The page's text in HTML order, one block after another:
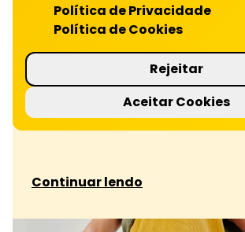
fidelidade
Vendas cruzadas aumentam o
com ofertas relevantes em
fidelidade. Leia o artigo completo!
Continuar lendo
Política de Privacidade
Política de Cookies
Rejeitar
Aceitar Cookies